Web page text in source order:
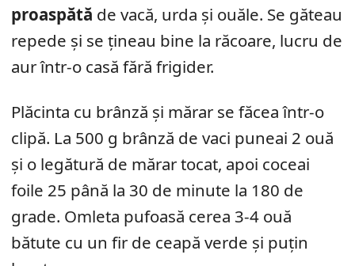
proaspătă de vacă, urda și ouăle. Se găteau
repede și se țineau bine la răcoare, lucru de
aur într-o casă fără frigider.
Plăcinta cu brânză și mărar se făcea într-o
clipă. La 500 g brânză de vaci puneai 2 ouă
și o legătură de mărar tocat, apoi coceai
foile 25 până la 30 de minute la 180 de
grade. Omleta pufoasă cerea 3-4 ouă
bătute cu un fir de ceapă verde și puțin